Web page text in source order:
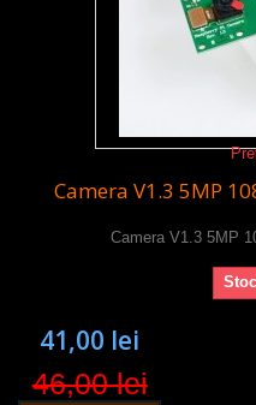
Camera V1.3 5MP
Camera V1.3 5MP
41,00 lei
46,00 lei